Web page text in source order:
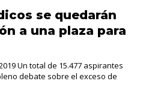
se quedarán
a una plaza para
Un total de 15.477 aspirantes
debate sobre el exceso de